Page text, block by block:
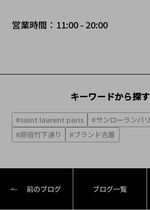
営業時間：11:00 - 20:00
キーワードから探す
#saint laurent paris #サンローランパリ
#原宿竹下通り
#ブランド古着
前のブログ ブログ一覧